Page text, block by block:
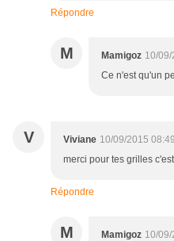
Répondre
M Mamigoz 10/
Ce n'est qu'un
V Viviane 10/09/2015 08:49
merci pour tes grilles
Répondre
M Mamigoz 10/